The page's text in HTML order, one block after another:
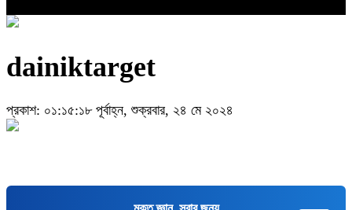
dainiktarget
প্রকাশ: ০১:১৫:১৮ পূর্বাহ্ন, শুক্রবার, ২৪ মে ২০২৪